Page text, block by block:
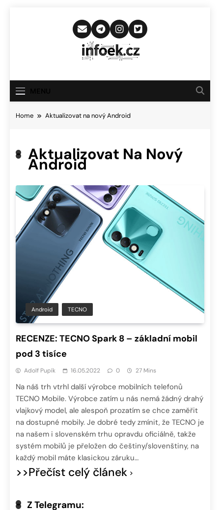
Infoek.cz
Novinkám
Home Aktualizovat na nový Android
Aktualizovat Na Nový
Android
Android TECNO
RECENZE: TECNO Spark 8 – základní mobil
pod 3 tisíce
Adolf Pupík 16.05.2022 0 27 Mins
Na náš trh vtrhl další výrobce mobilních telefonů
TECNO Mobile. Výrobce zatím u nás nemá žádný drahý
vlajkový model, ale alespoň prozatím se chce zaměřit
na dostupné mobily. Je dobré tedy zmínit, že TECNO je
na našem i slovenském trhu opravdu oficiálně, takže
systém mobilů je přeložen do češtiny/slovenštiny, na
každý mobil máte klasickou záruku…
>>Přečíst celý článek
Z Telegramu: